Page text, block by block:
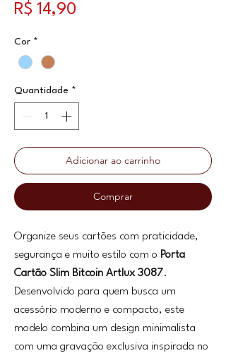
R$ 14,90
Cor *
Quantidade *
Adicionar ao carrinho
Comprar
Organize seus cartões com praticidade,
segurança e muito estilo com o Porta
Cartão Slim Bitcoin Artlux 3087.
Desenvolvido para quem busca um
acessório moderno e compacto, este
modelo combina um design minimalista
com uma gravação exclusiva inspirada no